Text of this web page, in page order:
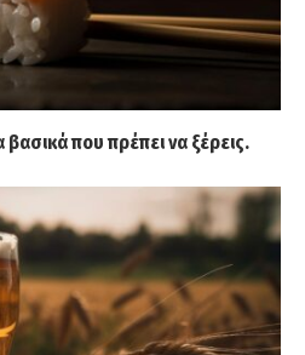
που πρέπει να ξέρεις.